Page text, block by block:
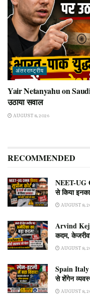
अंतरराष्ट्रीय
Yair Netanyahu on
उठाया सवाल
AUGUST 8, 2026
RECOMMENDED
NEET-UG
से किया
AUGUST 8,
Arvind
कदम,
AUGUST 8,
Spain Italy
से शेंगेन
AUGUST 8,